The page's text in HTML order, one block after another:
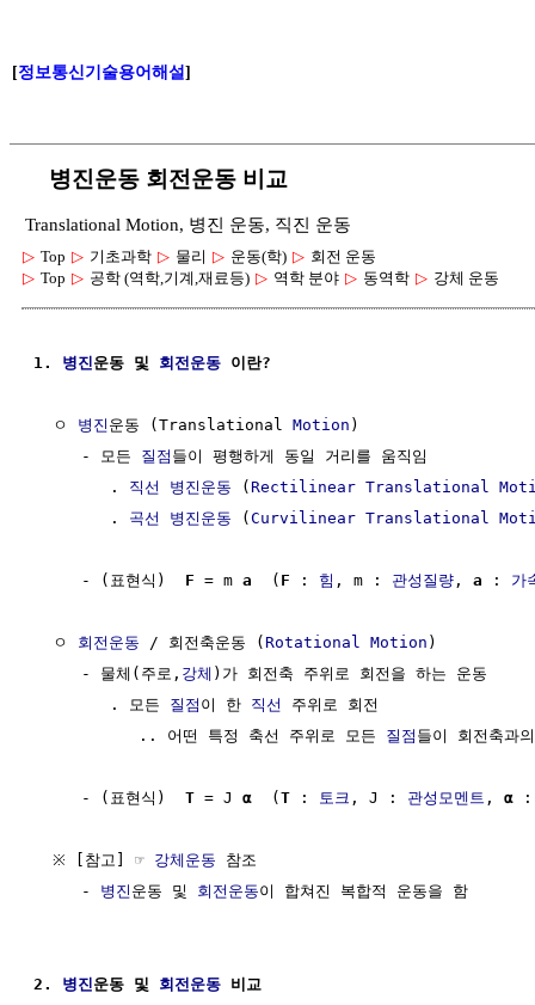
[정보통신기술용어해설]
병진운동 회전운동 비교
Translational Motion, 병진 운동, 직진 운동
▷ Top ▷ 기초과학 ▷ 물리 ▷ 운동(학) ▷ 회전 운동
▷ Top ▷ 공학 (역학,기계,재료등) ▷ 역학 분야 ▷ 동역학 ▷ 강체 운동
1. 병진운동 및 회전운동 이란?
  ㅇ
병진 운동 (Translational Motion )
     - 모든
질점 들이 평행하게 동일 거리를 움직임
        .
직선 병진운동 (Rectilinear Translational
        .
곡선 병진운동 (Curvilinear Translational
     - (표현식)
F = m a
  (
F : 힘 , m : 관성질량 , a : 가
  ㅇ
회전운동 / 회전축운동 (Rotational Motion )
     - 물체(주로,
강체 )가 회전축 주위로 회전을 하는 운동
        . 모든
질점 이 한 직선
주위로 회전
           .. 어떤 특정 축선 주위로 모든
질점 들이 회전축과
     - (표현식)
T = J α
  (
T : 토크 , J : 관성모멘트 , α
  ※ [참고] ☞
강체운동 참조
     -
병진 운동 및 회전운동이 합쳐진 복합적 운동을 함
2. 병진운동 및 회전운동 비교